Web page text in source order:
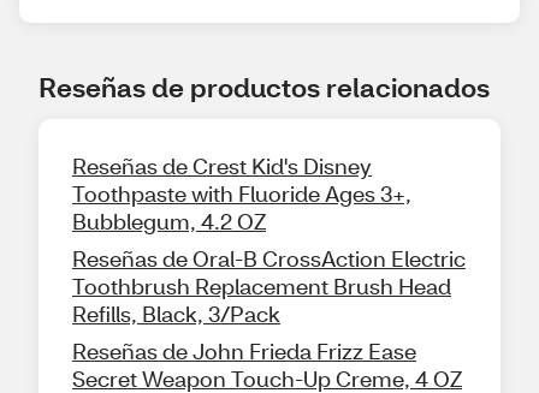
Reseñas de productos relacionados
Reseñas de Crest Kid's Disney
Toothpaste with Fluoride Ages 3+,
Bubblegum, 4.2 OZ
Reseñas de Oral-B CrossAction Electric
Toothbrush Replacement Brush Head
Refills, Black, 3/Pack
Reseñas de John Frieda Frizz Ease
Secret Weapon Touch-Up Creme, 4 OZ